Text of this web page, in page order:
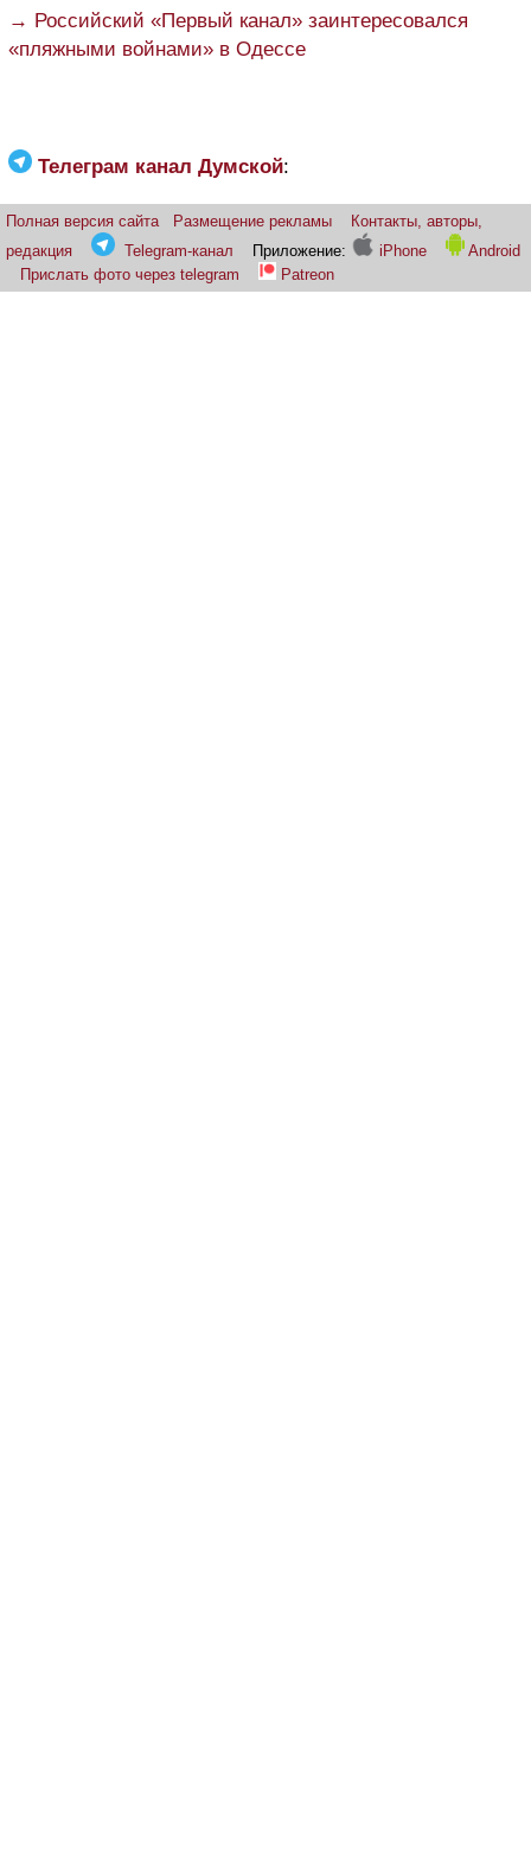
→ Российский «Первый канал» заинтересовался
«пляжными войнами» в Одессе
Телеграм канал Думской:
Полная версия сайта Размещение рекламы
Контакты, авторы,
редакция
Telegram-канал Приложение: iPhone
Android
Прислать фото через telegram
Patreon